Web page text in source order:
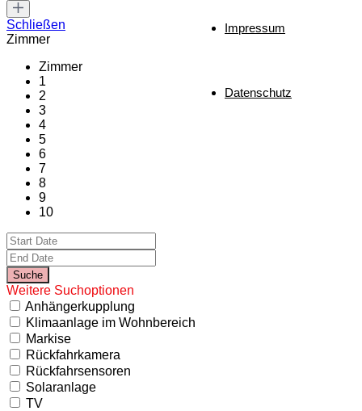
Impressum
Datenschutz
Schließen
Zimmer
Zimmer
1
2
3
4
5
6
7
8
9
10
Weitere Suchoptionen
Anhängerkupplung
Klimaanlage im Wohnbereich
Markise
Rückfahrkamera
Rückfahrsensoren
Solaranlage
TV